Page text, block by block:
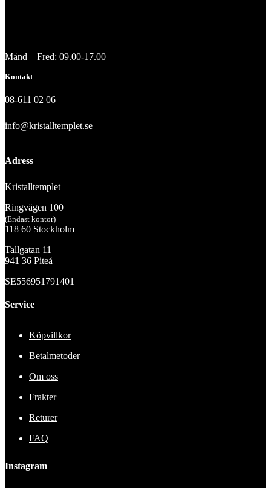
Månd – Fred: 09.00-17.00
Kontakt
08-611 02 06
info@kristalltemplet.se
Adress
Kristalltemplet
Ringvägen 100
(Endast kontor)
118 60 Stockholm
Tallgatan 11
941 36 Piteå
SE556951791401
Service
Köpvillkor
Betalmetoder
Om oss
Frakter
Returer
FAQ
Instagram